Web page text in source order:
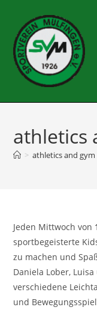
springen
athletics
> athletics and gym
Jeden Mittwoch von
sportbegeisterte
zu machen und
Daniela Lober,
verschiedene
und